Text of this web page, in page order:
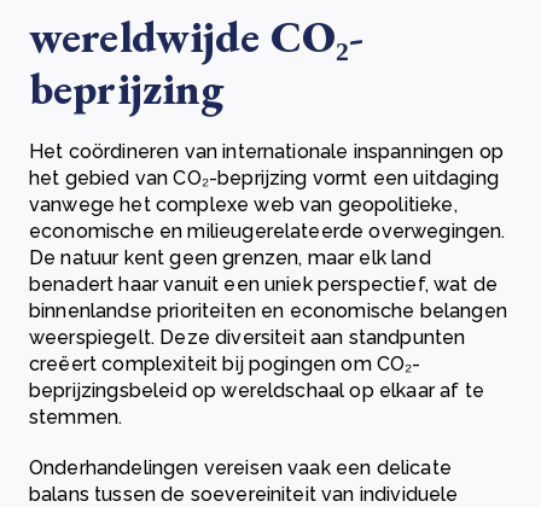
wereldwijde CO₂-
beprijzing
Het coördineren van internationale inspanningen op
het gebied van CO₂-beprijzing vormt een uitdaging
vanwege het complexe web van geopolitieke,
economische en milieugerelateerde overwegingen.
De natuur kent geen grenzen, maar elk land
benadert haar vanuit een uniek perspectief, wat de
binnenlandse prioriteiten en economische belangen
weerspiegelt. Deze diversiteit aan standpunten
creëert complexiteit bij pogingen om CO₂-
beprijzingsbeleid op wereldschaal op elkaar af te
stemmen.
Onderhandelingen vereisen vaak een delicate
balans tussen de soevereiniteit van individuele